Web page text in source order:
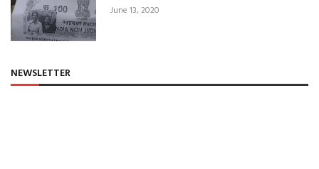
June 13, 2020
NEWSLETTER